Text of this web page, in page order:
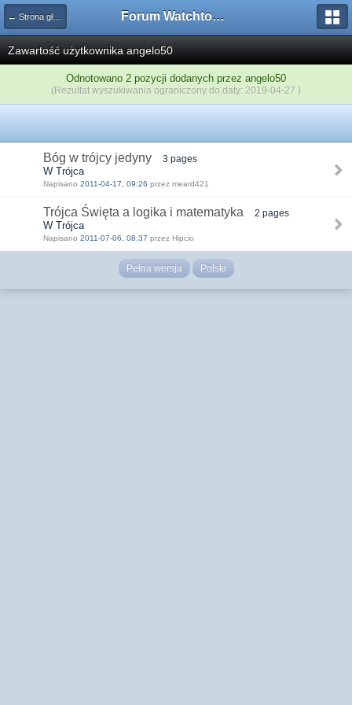
← Strona główna Forum Watchtower
Zawartość użytkownika angelo50
Odnotowano 2 pozycji dodanych przez angelo50
(Rezultat wyszukiwania ograniczony do daty: 2019-04-27 )
Bóg w trójcy jedyny 3 pages
W Trójca
Napisano 2011-04-17, 09:26 przez meard421
Trójca Święta a logika i matematyka 2 pages
W Trójca
Napisano 2011-07-06, 08:37 przez Hipcio
Pełna wersja Polski